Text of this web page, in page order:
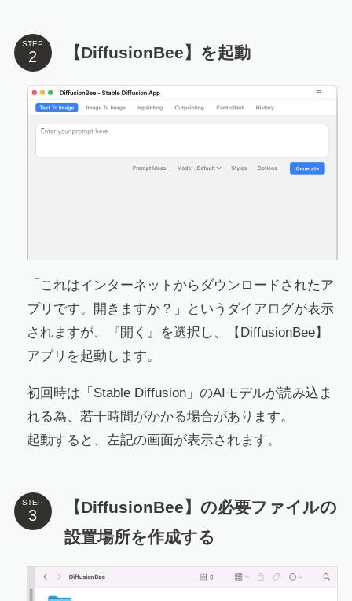
STEP 【DiffusionBee】を起動
「これはインターネットからダウンロードされたア
プリです。開きますか？」というダイアログが表示
されますが、『開く』を選択し、​【DiffusionBee】
アプリを起動します。
初回時は「Stable Diffusion」のAIモデルが読み込ま
れる為、若干時間がかかる場合があります。
起動すると、左記の画面が表示されます。
STEP
【DiffusionBee】の必要ファイルの
設置場所を作成する